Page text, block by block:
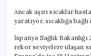
Ancak aşırı sıcaklar
yaratıyor, sıcaklığa
İspanya Sağlık
rekor seviyelere ulaşan